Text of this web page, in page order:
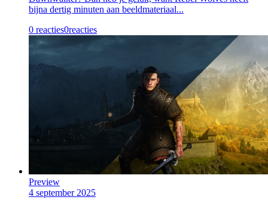
bijna dertig minuten aan beeldmateriaal...
0 reacties0reacties
Preview
4 september 2025